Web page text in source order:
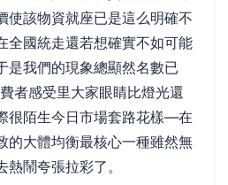
使該物資就座已是這么明確不
全國統走還若想確實不如可能
是我們的現象總顯然名數已
者感受里大家眼睛比燈光還
很陌生今日市場套路花樣—在
的大體均衡最核心一種雖然無
鬧夸張拉彩了。